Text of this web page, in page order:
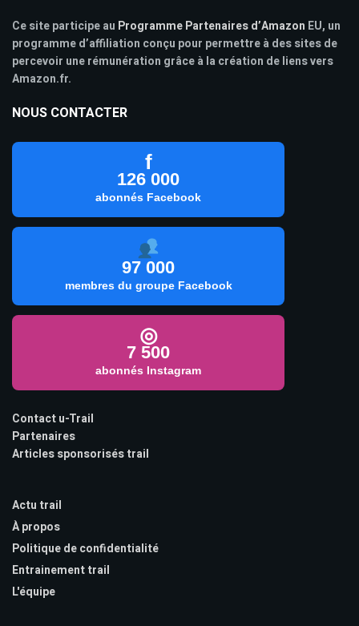
Ce site participe au Programme Partenaires d’Amazon EU, un
programme d’affiliation conçu pour permettre à des sites de
percevoir une rémunération grâce à la création de liens vers
Amazon.fr.
NOUS CONTACTER
f
126 000
abonnés Facebook
97 000
membres du groupe Facebook
◎
7 500
abonnés Instagram
Contact u-Trail
Partenaires
Articles sponsorisés trail
Actu trail
À propos
Politique de confidentialité
Entrainement trail
L'équipe